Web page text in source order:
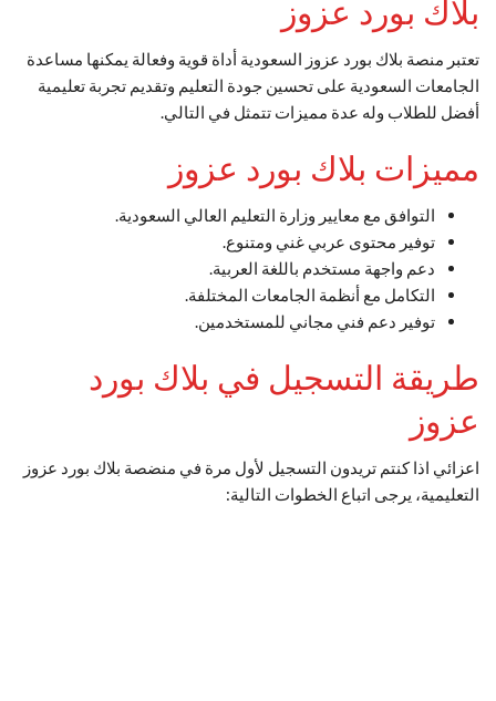
بلاك بورد عزوز
تعتبر منصة بلاك بورد عزوز السعودية أداة قوية وفعالة يمكنها مساعدة
الجامعات السعودية على تحسين جودة التعليم وتقديم تجربة تعليمية
أفضل للطلاب وله عدة مميزات تتمثل في التالي.
مميزات بلاك بورد عزوز
التوافق مع معايير وزارة التعليم العالي السعودية.
توفير محتوى عربي غني ومتنوع.
دعم واجهة مستخدم باللغة العربية.
التكامل مع أنظمة الجامعات المختلفة.
توفير دعم فني مجاني للمستخدمين.
طريقة التسجيل في بلاك بورد
عزوز
اعزائي اذا كنتم تريدون التسجيل لأول مرة في منضصة بلاك بورد عزوز
التعليمية، يرجى اتباع الخطوات التالية: